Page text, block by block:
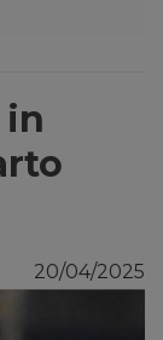
in
20/04/2025